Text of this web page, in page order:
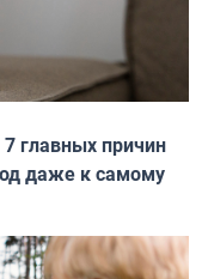
главных причин
даже к самому